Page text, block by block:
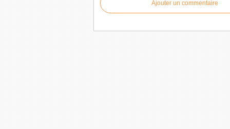
Ajouter un commentaire